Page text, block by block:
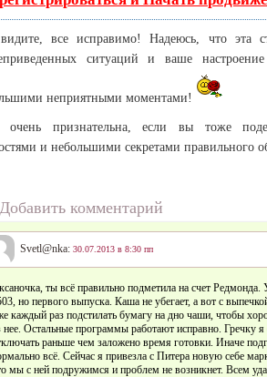
все исправимо! Надеюсь, что эта
ситуаций и ваше
неприятными моментами!
очень признательна, если вы тоже
и небольшими секретами правильного
Добавить комментарий
Svetl@nka:30.07.2013 в 8:30 пп
ты всё правильно подметила на счет
но первого выпуска. Каша не убегает, а вот с
каждый раз подстилать бумагу на дно чаши, чтобы
нее. Остальные программы работают исправно. Гречку
раньше чем заложено время готовки. Иначе
всё. Сейчас я привезла с Питера новую себе
мы с ней подружимся и проблем не возникнет. Всем